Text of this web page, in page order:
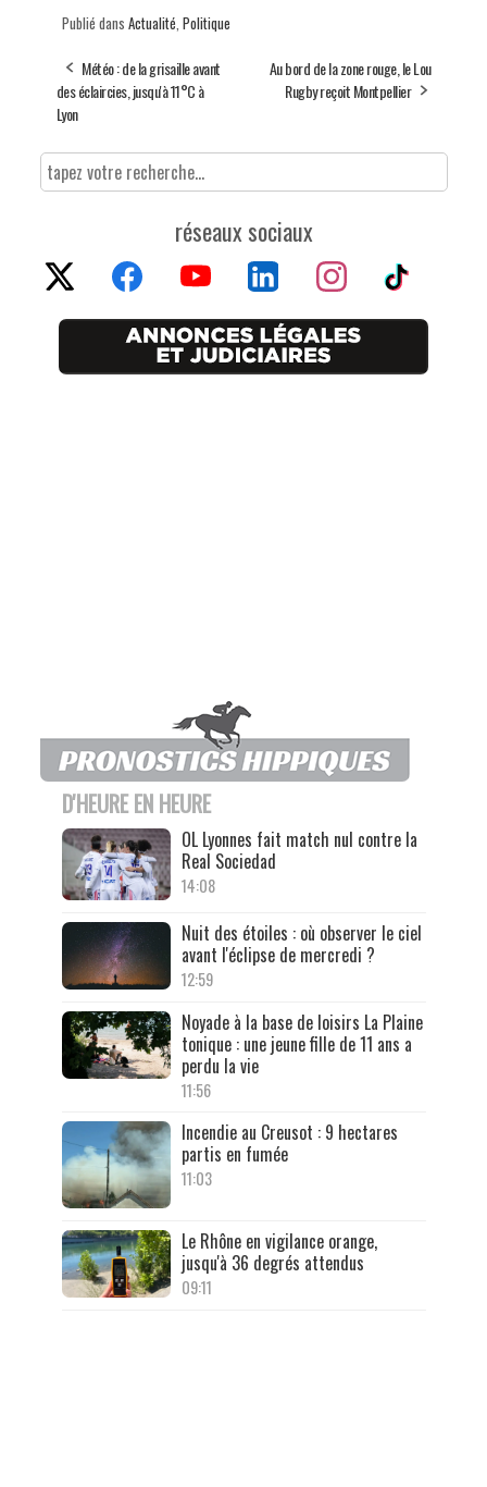
Publié dans Actualité Politique
Météo : de la grisaille avant
des éclaircies, jusqu'à 11°C à
Lyon
Au bord de la zone rouge, le Lou
Rugby reçoit Montpellier
réseaux sociaux
D'HEURE EN HEURE
OL Lyonnes fait match nul contre la
Real Sociedad
14:08
Nuit des étoiles : où observer le ciel
avant l'éclipse de mercredi ?
12:59
Noyade à la base de loisirs La Plaine
tonique : une jeune fille de 11 ans a
perdu la vie
11:56
Incendie au Creusot : 9 hectares
partis en fumée
11:03
Le Rhône en vigilance orange,
jusqu'à 36 degrés attendus
09:11